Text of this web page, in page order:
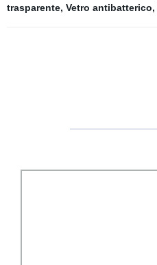
trasparente, Vetro antibatterico,